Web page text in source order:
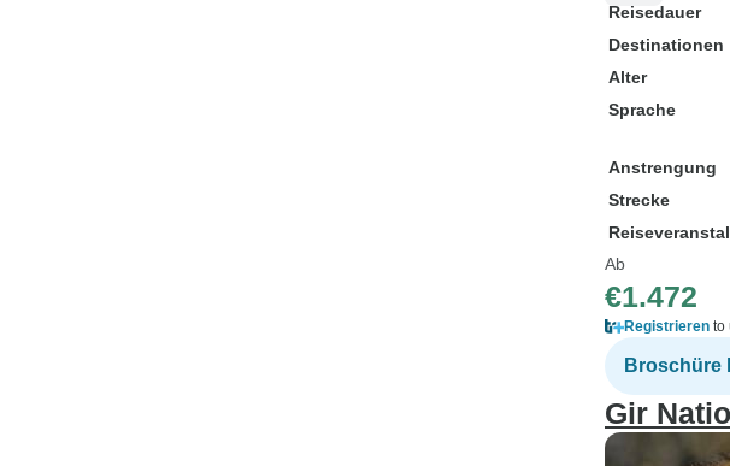
Reisedauer
Destinationen
Alter
Sprache
Anstrengung
Strecke
Ab
€1.472
Registrieren to
Broschüre
Gir